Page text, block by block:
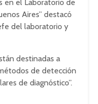
en el Laboratorio de
Aires” destacó
del laboratorio y
destinadas a
de detección
de diagnóstico”.